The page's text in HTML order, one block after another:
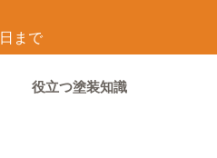
日まで
役立つ塗装知識